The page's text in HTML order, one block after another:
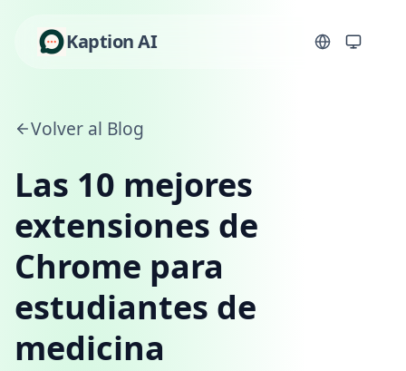
Kaption AI
Volver al Blog
Las 10 mejores
extensiones de
Chrome para
estudiantes de
medicina